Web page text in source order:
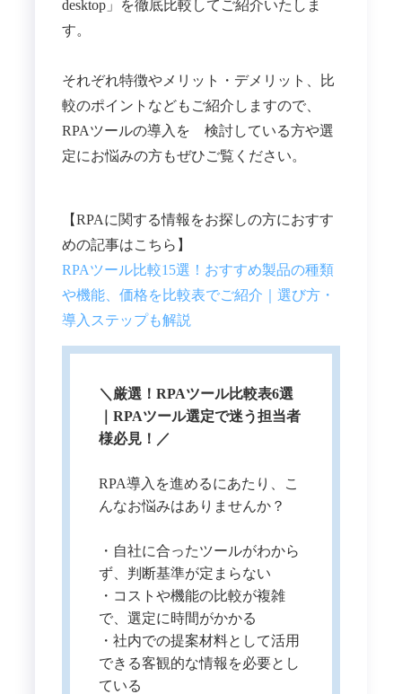
desktop」を徹底比較してご紹介いたしま
す。
それぞれ特徴やメリット・デメリット、比
較のポイントなどもご紹介しますので、
RPAツールの導入を 検討している方や選
定にお悩みの方もぜひご覧ください。
【RPAに関する情報をお探しの方におすす
めの記事はこちら】
RPAツール比較15選！おすすめ製品の種類
や機能、価格を比較表でご紹介｜選び方・
導入ステップも解説
＼厳選！RPAツール比較表6選
｜RPAツール選定で迷う担当者
様必見！／
RPA導入を進めるにあたり、こ
んなお悩みはありませんか？
・自社に合ったツールがわから
ず、判断基準が定まらない
・コストや機能の比較が複雑
で、選定に時間がかかる
・社内での提案材料として活用
できる客観的な情報を必要とし
ている